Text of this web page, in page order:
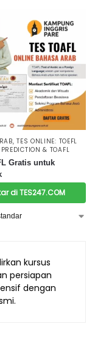
,TES ONLINE: TOEFL
PREDICTION & TOAFL
Gratis untuk
di TES247.COM
kursus
persiapan
dengan